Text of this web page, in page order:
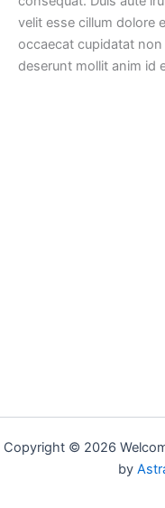
velit esse cillum dolore
occaecat cupidatat
deserunt mollit anim id
Copyright © 2026
by